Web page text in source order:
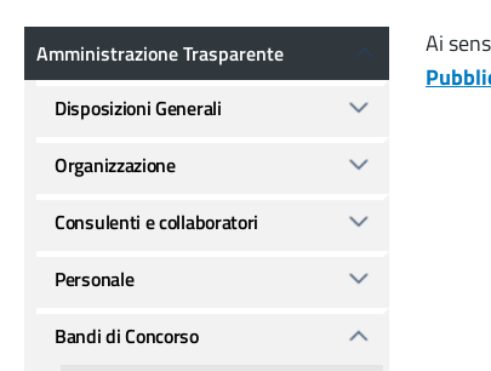
Ai
Amministrazione Trasparente
Amministrazione Trasparente
Disposizioni Generali
Organizzazione
Consulenti e collaboratori
Personale
Bandi di Concorso